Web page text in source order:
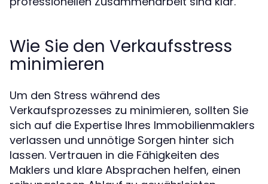
Wie Sie den Verkaufsstress
minimieren
Um den Stress während des
Verkaufsprozesses zu minimieren, sollten Sie
sich auf die Expertise Ihres Immobilienmaklers
verlassen und unnötige Sorgen hinter sich
lassen. Vertrauen in die Fähigkeiten des
Maklers und klare Absprachen helfen, einen